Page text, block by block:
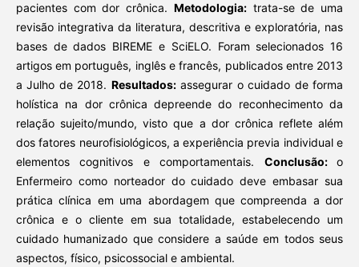
pacientes com dor crônica. Metodologia:trata-se de uma
revisão integrativa da literatura, descritiva e exploratória, nas
bases de dados BIREME e SciELO. Foram selecionados 16
artigos em português, inglês e francês, publicados entre 2013
a Julho de 2018. Resultados:assegurar o cuidado de forma
holística na dor crônica depreende do reconhecimento da
relação sujeito/mundo, visto que a dor crônica reflete além
dos fatores neurofisiológicos, a experiência previa individual e
elementos cognitivos e comportamentais. Conclusão:o
Enfermeiro como norteador do cuidado deve embasar sua
prática clínica em uma abordagem que compreenda a dor
crônica e o cliente em sua totalidade, estabelecendo um
cuidado humanizado que considere a saúde em todos seus
aspectos, físico, psicossocial e ambiental.